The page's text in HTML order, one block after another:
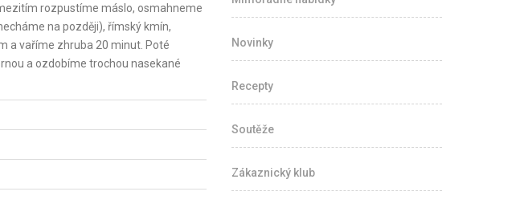
rozpustíme máslo, osmahneme
na později), římský kmín,
a vaříme zhruba 20 minut. Poté
a ozdobíme trochou nasekané
Novinky
Recepty
Soutěže
Zákaznický klub